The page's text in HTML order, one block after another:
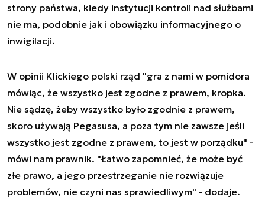
strony państwa, kiedy instytucji kontroli nad służbami
nie ma, podobnie jak i obowiązku informacyjnego o
inwigilacji.
W opinii Klickiego polski rząd "gra z nami w pomidora
mówiąc, że wszystko jest zgodne z prawem, kropka.
Nie sądzę, żeby wszystko było zgodnie z prawem,
skoro używają Pegasusa, a poza tym nie zawsze jeśli
wszystko jest zgodne z prawem, to jest w porządku" -
mówi nam prawnik. "Łatwo zapomnieć, że może być
złe prawo, a jego przestrzeganie nie rozwiązuje
problemów, nie czyni nas sprawiedliwym" - dodaje.